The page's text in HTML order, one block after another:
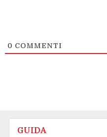
0 COMMENTI
GUIDA